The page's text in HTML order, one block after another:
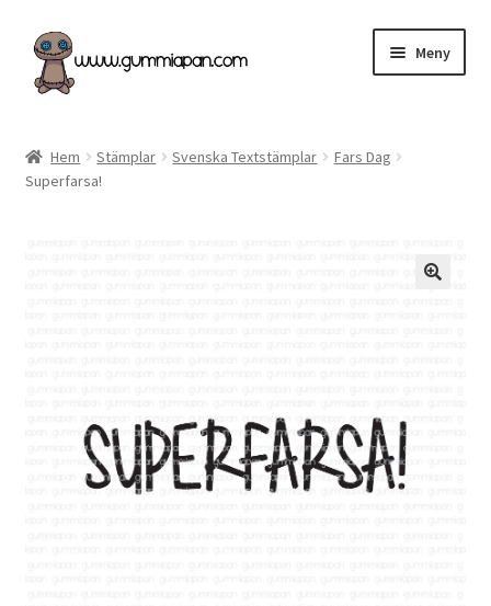
Hoppa
till
navigering
Hoppa
till
innehåll
Meny
Kategorier
Angel Policy
Hem Stämplar Svenska Textstämplar
Fars Dag
Superfarsa!